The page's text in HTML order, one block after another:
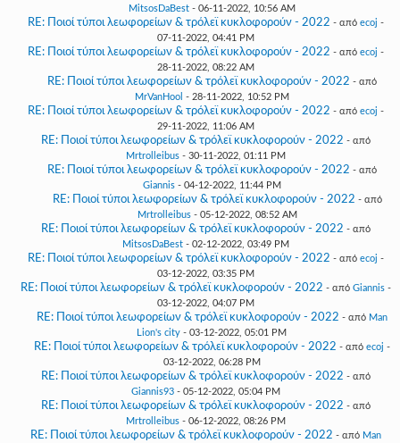
MitsosDaBest- 06-11-2022, 10:56 AM
RE: Ποιοί τύποι λεωφορείων & τρόλεϊ κυκλοφορούν - 2022 - από ecoj -
07-11-2022, 04:41 PM
RE: Ποιοί τύποι λεωφορείων & τρόλεϊ κυκλοφορούν - 2022 - από ecoj -
28-11-2022, 08:22 AM
RE: Ποιοί τύποι λεωφορείων & τρόλεϊ κυκλοφορούν - 2022 - από
MrVanHool - 28-11-2022, 10:52 PM
RE: Ποιοί τύποι λεωφορείων & τρόλεϊ κυκλοφορούν - 2022 - από ecoj -
29-11-2022, 11:06 AM
RE: Ποιοί τύποι λεωφορείων & τρόλεϊ κυκλοφορούν - 2022 - από
Mrtrolleibus - 30-11-2022, 01:11 PM
RE: Ποιοί τύποι λεωφορείων & τρόλεϊ κυκλοφορούν - 2022 - από
Giannis- 04-12-2022, 11:44 PM
RE: Ποιοί τύποι λεωφορείων & τρόλεϊ κυκλοφορούν - 2022 - από
Mrtrolleibus - 05-12-2022, 08:52 AM
RE: Ποιοί τύποι λεωφορείων & τρόλεϊ κυκλοφορούν - 2022 - από
MitsosDaBest - 02-12-2022, 03:49 PM
RE: Ποιοί τύποι λεωφορείων & τρόλεϊ κυκλοφορούν - 2022 - από ecoj -
03-12-2022, 03:35 PM
RE: Ποιοί τύποι λεωφορείων & τρόλεϊ κυκλοφορούν - 2022 - από Giannis -
03-12-2022, 04:07 PM
RE: Ποιοί τύποι λεωφορείων & τρόλεϊ κυκλοφορούν - 2022 - από Man
Lion's city - 03-12-2022, 05:01 PM
RE: Ποιοί τύποι λεωφορείων & τρόλεϊ κυκλοφορούν - 2022 - από ecoj -
03-12-2022, 06:28 PM
RE: Ποιοί τύποι λεωφορείων & τρόλεϊ κυκλοφορούν - 2022 - από
Giannis93 - 05-12-2022, 05:04 PM
RE: Ποιοί τύποι λεωφορείων & τρόλεϊ κυκλοφορούν - 2022 - από
Mrtrolleibus - 06-12-2022, 08:26 PM
RE: Ποιοί τύποι λεωφορείων & τρόλεϊ κυκλοφορούν - 2022 - από Man